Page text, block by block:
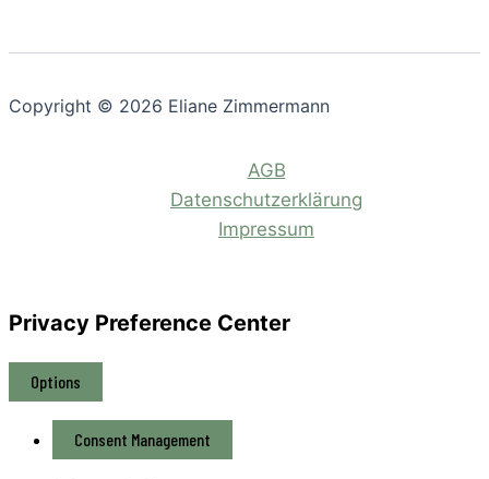
Copyright © 2026 Eliane Zimmermann
AGB
Datenschutzerklärung
Impressum
Privacy Preference Center
Options
Consent Management